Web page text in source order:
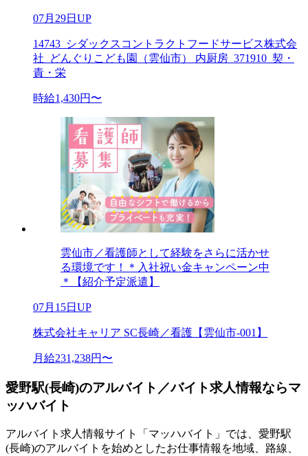
07月29日UP
14743_シダックスコントラクトフードサービス株式会
社_どんぐりこども園（雲仙市） 内厨房_371910_契・
責・栄
時給1,430円〜
雲仙市／看護師として経験をさらに活かせ
る環境です！＊入社祝い金キャンペーン中
＊【紹介予定派遣】
07月15日UP
株式会社キャリア SC長崎／看護【雲仙市-001】
月給231,238円〜
愛野駅(長崎)のアルバイト／バイト求人情報ならマ
ッハバイト
アルバイト求人情報サイト「マッハバイト」では、愛野駅
(長崎)のアルバイトを始めとしたお仕事情報を地域、路線、